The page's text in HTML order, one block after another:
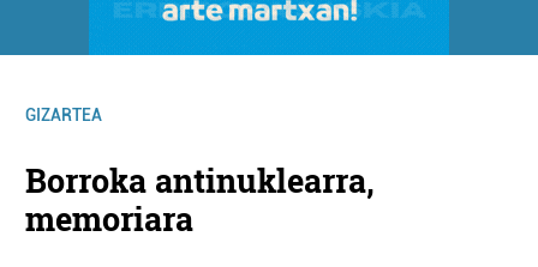
GIZARTEA
Borroka antinuklearra,
memoriara